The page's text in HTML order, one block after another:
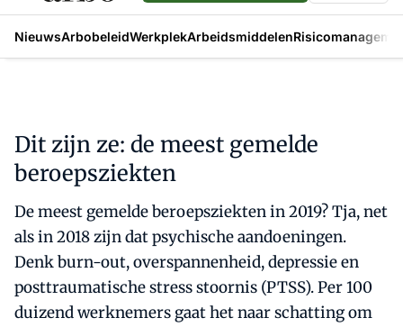
NieuwsArbobeleidWerkplekArbeidsmiddelen
Dit zijn ze: de meest gemelde
beroepsziekten
De meest gemelde beroepsziekten in 2019? Tja, net
als in 2018 zijn dat psychische aandoeningen.
Denk burn-out, overspannenheid, depressie en
posttraumatische stress stoornis (PTSS). Per 100
duizend werknemers gaat het naar schatting om